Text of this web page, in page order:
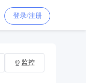
登录/注册
监控